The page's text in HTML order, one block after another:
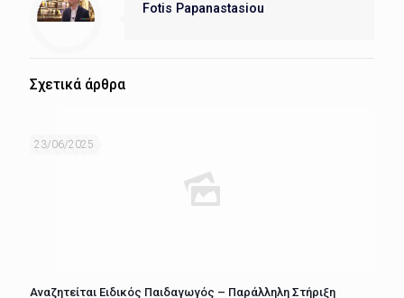
Fotis Papanastasiou
Σχετικά άρθρα
23/06/2025
Αναζητείται Ειδικός Παιδαγωγός – Παράλληλη Στήριξη